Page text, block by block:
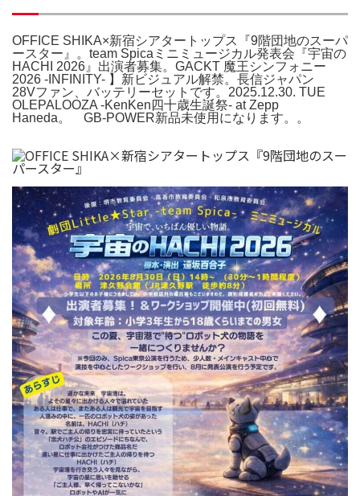
OFFICE SHIKA×新宿シアタートップス『9階団地のスーパ
ースター』。team Spicaミニミュージカル発表会『宇宙の
HACHI 2026』出演者募集。GACKT 魔王シンフォニー
2026 -INFINITY- 】新ビジュアル解禁。長信ジャパン
28Vファン、バッテリーセットです。2025.12.30. TUE
OLEPALOOZA -KenKen四十歳生誕祭- at Zepp
Haneda。 GB-POWER新品未使用になります。。